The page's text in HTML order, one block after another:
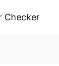
Checker